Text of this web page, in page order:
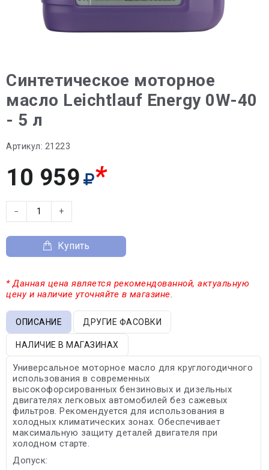
Синтетическое моторное
масло Leiсhtlauf Energy 0W-40
- 5 л
Артикул: 21223
10 959 *
− +
Купить
* Данная цена является рекомендованной, актуальную
цену и наличие уточняйте в магазине.
ОПИСАНИЕ ДРУГИЕ ФАСОВКИ
НАЛИЧИЕ В МАГАЗИНАХ
Универсальное моторное масло для круглогодичного
использования в современных
высокофорсированных бензиновых и дизельных
двигателях легковых автомобилей без сажевых
фильтров. Рекомендуется для использования в
холодных климатических зонах. Обеспечивает
максимальную защиту деталей двигателя при
холодном старте.
Допуск: